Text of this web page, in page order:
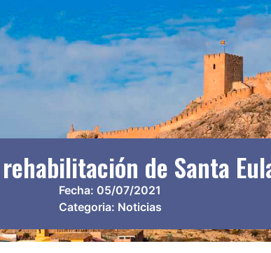
de Santa
Fecha: 05/07/2021
Categoria: Noticias